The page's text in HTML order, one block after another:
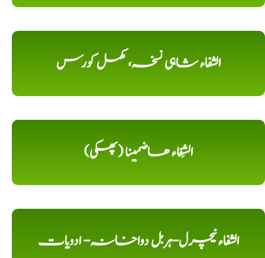
الشفاء شاہی نسخہ، مکمل کورس
الشِفاء ھاضمینا (پھکی)
الشفاء نیچرل-ہربل دواخانہ- ادویات